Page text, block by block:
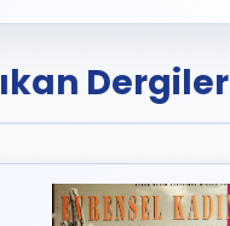
Dergiler